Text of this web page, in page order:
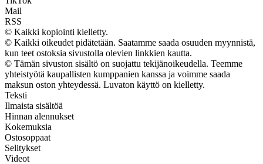
Mail
RSS
© Kaikki kopiointi kielletty.
© Kaikki oikeudet pidätetään. Saatamme saada osuuden myynnistä,
kun teet ostoksia sivustolla olevien linkkien kautta.
© Tämän sivuston sisältö on suojattu tekijänoikeudella. Teemme
yhteistyötä kaupallisten kumppanien kanssa ja voimme saada
maksun oston yhteydessä. Luvaton käyttö on kielletty.
Teksti
Ilmaista sisältöä
Hinnan alennukset
Kokemuksia
Ostosoppaat
Selitykset
Videot